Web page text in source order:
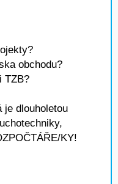
obchodu?
TZB?
je dlouholetou
KY!